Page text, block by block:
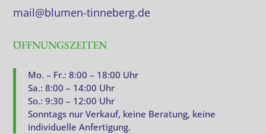
mail@blumen-tinneberg.de
ÖFFNUNGSZEITEN
Mo. – Fr.: 8:00 – 18:00 Uhr
Sa.: 8:00 – 14:00 Uhr
So.: 9:30 – 12:00 Uhr
Sonntags nur Verkauf, keine Beratung, keine
individuelle Anfertigung.